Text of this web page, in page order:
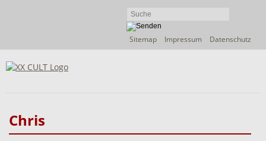
Navigation
Sitemap Impressum Datenschutz
Chris